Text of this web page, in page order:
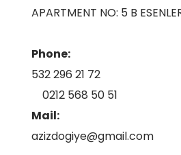
APARTMENT NO: 5 B
Phone:
532 296 21 72
0212 568 50 51
Mail:
azizdogiye@gmail.com